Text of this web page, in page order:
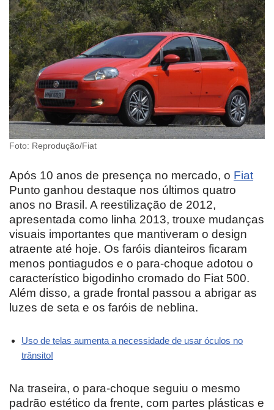
Foto: Reprodução/Fiat
Após 10 anos de presença no mercado, o Fiat
Punto ganhou destaque nos últimos quatro
anos no Brasil. A reestilização de 2012,
apresentada como linha 2013, trouxe mudanças
visuais importantes que mantiveram o design
atraente até hoje. Os faróis dianteiros ficaram
menos pontiagudos e o para-choque adotou o
característico bigodinho cromado do Fiat 500.
Além disso, a grade frontal passou a abrigar as
luzes de seta e os faróis de neblina.
Uso de telas aumenta a necessidade de usar óculos no
trânsito!
Na traseira, o para-choque seguiu o mesmo
padrão estético da frente, com partes plásticas e